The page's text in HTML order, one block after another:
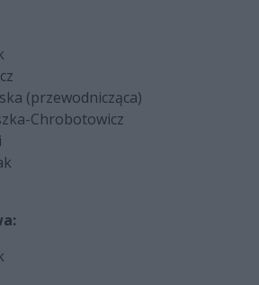
(przewodnicząca)
Chrobotowicz